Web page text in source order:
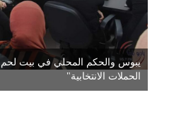
يبوس والحكم المحلي في بيت لحم
الحملات الانتخابية"